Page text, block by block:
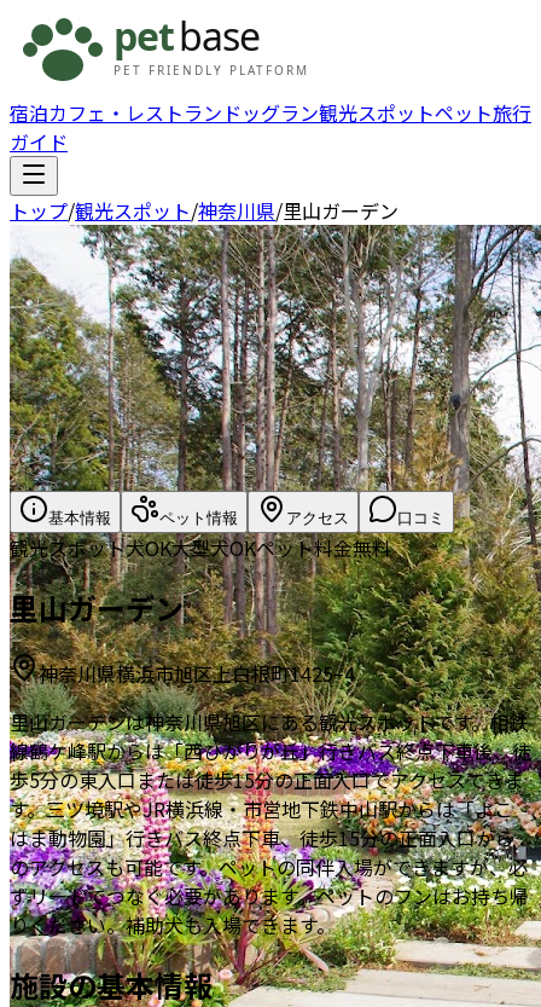
宿泊カフェ・レストラン ドッグラン観光スポットペット旅行
ガイド
トップ/観光スポット/神奈川県/里山ガーデン
基本情報 ペット情報 アクセス 口コミ
観光スポット犬OK大型犬OKペット料金無料
里山ガーデン
神奈川県横浜市旭区上白根町1425−4
里山ガーデンは神奈川県旭区にある観光スポットです。相鉄
線鶴ケ峰駅からは「西ひかりが丘」行きバス終点下車後、徒
歩5分の東入口または徒歩15分の正面入口でアクセスできま
す。三ツ境駅やJR横浜線・市営地下鉄中山駅からは「よこ
はま動物園」行きバス終点下車、徒歩15分の正面入口から
のアクセスも可能です。ペットの同伴入場ができますが、必
ずリードでつなぐ必要があります。ペットのフンはお持ち帰
りください。補助犬も入場できます。
施設の基本情報